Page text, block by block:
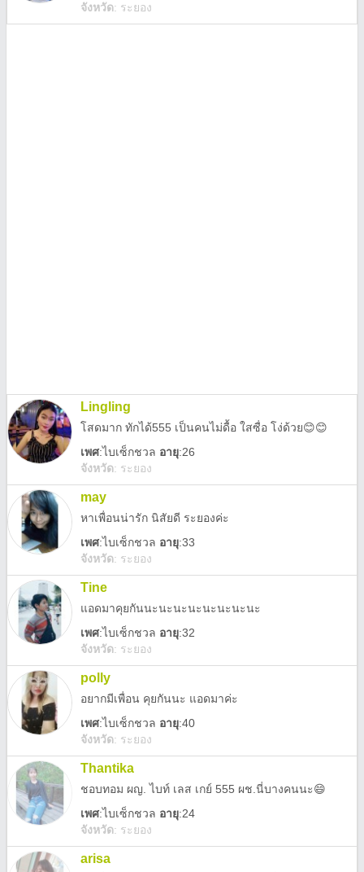
จังหวัด: ระยอง
Lingling
โสดมาก ทักได้555 เป็นคนไม่ดื้อ ใสซื่อ โง่ด้วย😊😊
เพศ:ไบเซ็กชวล อายุ:26
จังหวัด: ระยอง
may
หาเพื่อนน่ารัก นิสัยดี ระยองค่ะ
เพศ:ไบเซ็กชวล อายุ:33
จังหวัด: ระยอง
Tine
แอดมาคุยกันนะนะนะนะนะนะนะนะ
เพศ:ไบเซ็กชวล อายุ:32
จังหวัด: ระยอง
polly
อยากมีเพื่อน คุยกันนะ แอดมาค่ะ
เพศ:ไบเซ็กชวล อายุ:40
จังหวัด: ระยอง
Thantika
ชอบทอม ผญ. ไบท์ เลส เกย์ 555 ผช.นี่บางคนนะ😄
เพศ:ไบเซ็กชวล อายุ:24
จังหวัด: ระยอง
arisa